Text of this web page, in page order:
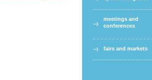
meetings and
conferences
fairs and markets